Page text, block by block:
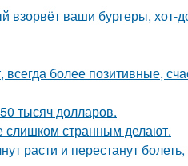
ваши бургеры, хот-
более позитивные,
тысяч долларов.
слишком странным делают.
расти и перестанут